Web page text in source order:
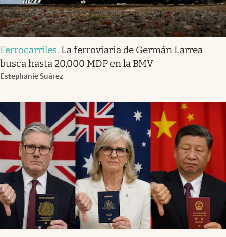
Ferrocarriles. La ferroviaria de Germán Larrea
busca hasta 20,000 MDP en la BMV
Estephanie Suárez